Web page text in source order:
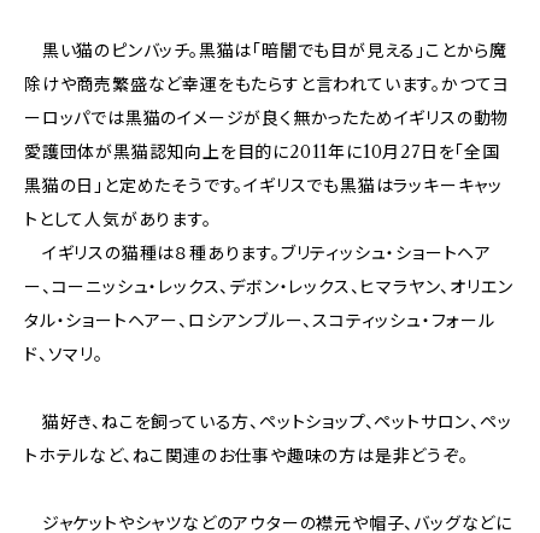
黒い猫のピンバッチ。黒猫は「暗闇でも目が見える」ことから魔
除けや商売繁盛など幸運をもたらすと言われています。かつてヨ
ーロッパでは黒猫のイメージが良く無かったためイギリスの動物
愛護団体が黒猫認知向上を目的に2011年に10月27日を「全国
黒猫の日」と定めたそうです。イギリスでも黒猫はラッキーキャッ
トとして人気があります。
イギリスの猫種は８種あります。ブリティッシュ・ショートヘア
ー、コーニッシュ・レックス、デボン・レックス、ヒマラヤン、オリエン
タル・ショートヘアー、ロシアンブルー、スコティッシュ・フォール
ド、ソマリ。
猫好き、ねこを飼っている方、ペットショップ、ペットサロン、ペッ
トホテルなど、ねこ関連のお仕事や趣味の方は是非どうぞ。
ジャケットやシャツなどのアウターの襟元や帽子、バッグなどに